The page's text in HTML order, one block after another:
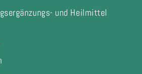
und Heilmittel